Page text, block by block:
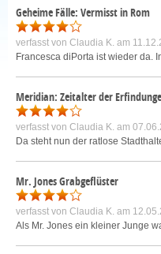
Geheime Fälle: Vermisst in Rom
verfasst von Claudia K. am
Francesca diPorta ist wieder da.
Meridian: Zeitalter der
verfasst von Claudia K. am
Da steht nun der ratlose
Mr. Jones Grabgeflüster
verfasst von Claudia K. am
Als Mr. Jones ein kleiner Junge